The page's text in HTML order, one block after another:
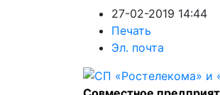
27-02-2019 14:44
Печать
Эл. почта